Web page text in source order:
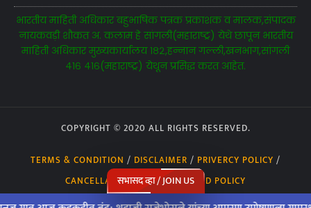
सभासद व्हा / JOIN US
भारतीय माहिती अधिकार बहुभाषिक पत्रक प्रकाशक व मालक,संपादक
नायकवड़ी शौकत अ. कलाम हे सांगली(महाराष्ट्र) येथे छापून भारतीय
माहिती अधिकार मुख्यकार्यालय १८२,हन्नान गल्ली,खनभाग,सांगली
४१६ ४१६(महाराष्ट्र) येथून प्रसिद्ध करत आहेत.
COPYRIGHT © 2020 ALL RIGHTS RESERVED.
TERMS & CONDITION / DISCLAIMER / PRIVERCY POLICY /
CANCELLATION POLICY/REFUND POLICY